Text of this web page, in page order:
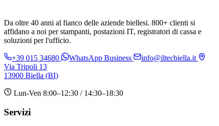
Da oltre 40 anni al fianco delle aziende biellesi. 800+ clienti si
affidano a noi per stampanti, postazioni IT, registratori di cassa e
soluzioni per l'ufficio.
+39 015 34680 WhatsApp Business
info@iltecbiella.it
Via Tripoli 13
13900 Biella (BI)
Lun-Ven 8:00–12:30 / 14:30–18:30
Servizi